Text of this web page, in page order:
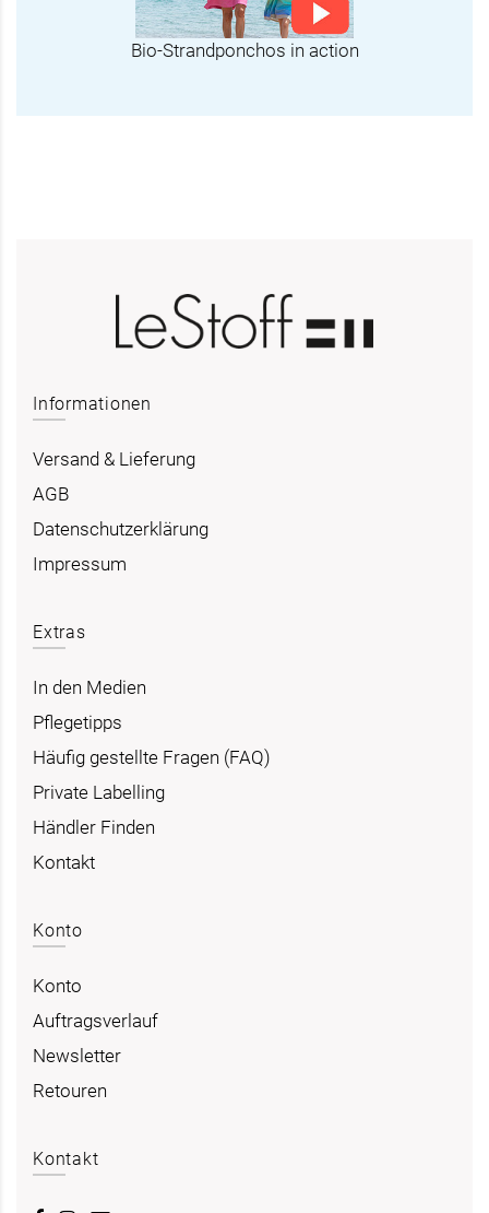
Bio-Strandponchos in action
Informationen
Versand & Lieferung
AGB
Datenschutzerklärung
Impressum
Extras
In den Medien
Pflegetipps
Häufig gestellte Fragen (FAQ)
Private Labelling
Händler Finden
Kontakt
Konto
Konto
Auftragsverlauf
Newsletter
Retouren
Kontakt